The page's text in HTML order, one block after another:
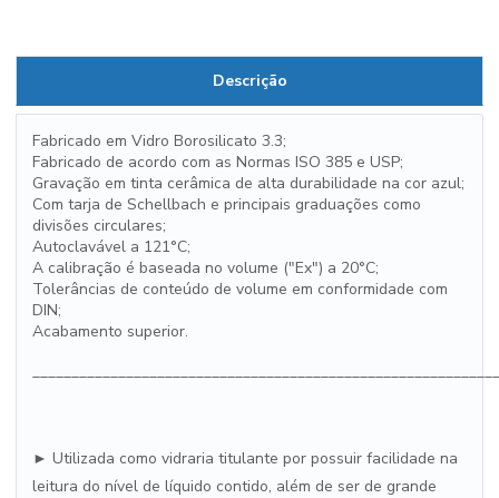
Descrição
Fabricado em Vidro Borosilicato 3.3;
Fabricado de acordo com as Normas ISO 385 e USP;
Gravação em tinta cerâmica de alta durabilidade na cor azul;
Com tarja de Schellbach e principais graduações como
divisões circulares;
Autoclavável a 121°C;
A calibração é baseada no volume ("Ex") a 20°C;
Tolerâncias de conteúdo de volume em conformidade com
DIN;
Acabamento superior.
► Utilizada como vidraria titulante por possuir facilidade na
leitura do nível de líquido contido, além de ser de grande